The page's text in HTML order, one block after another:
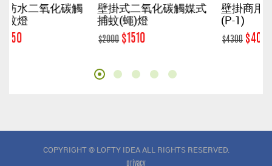
碳觸
壁掛式二氧化碳觸媒式
壁掛商用黏紙式捕蟲
COPYRIGHT © LOFTY IDEA ALL RIGHTS RESERVED.
privacy